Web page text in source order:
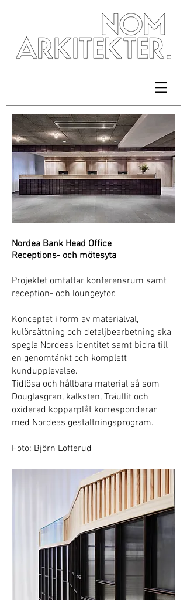
Nordea Bank Head Office
Receptions- och mötesyta
Projektet omfattar konferensrum samt
reception- och loungeytor.
Konceptet i form av materialval,
kulörsättning och detaljbearbetning ska
spegla Nordeas identitet samt bidra till
en genomtänkt och komplett
kundupplevelse.
Tidlösa och hållbara material så som
Douglasgran, kalksten, Träullit och
oxiderad kopparplåt korresponderar
med Nordeas gestaltningsprogram.
Foto: Björn Lofterud